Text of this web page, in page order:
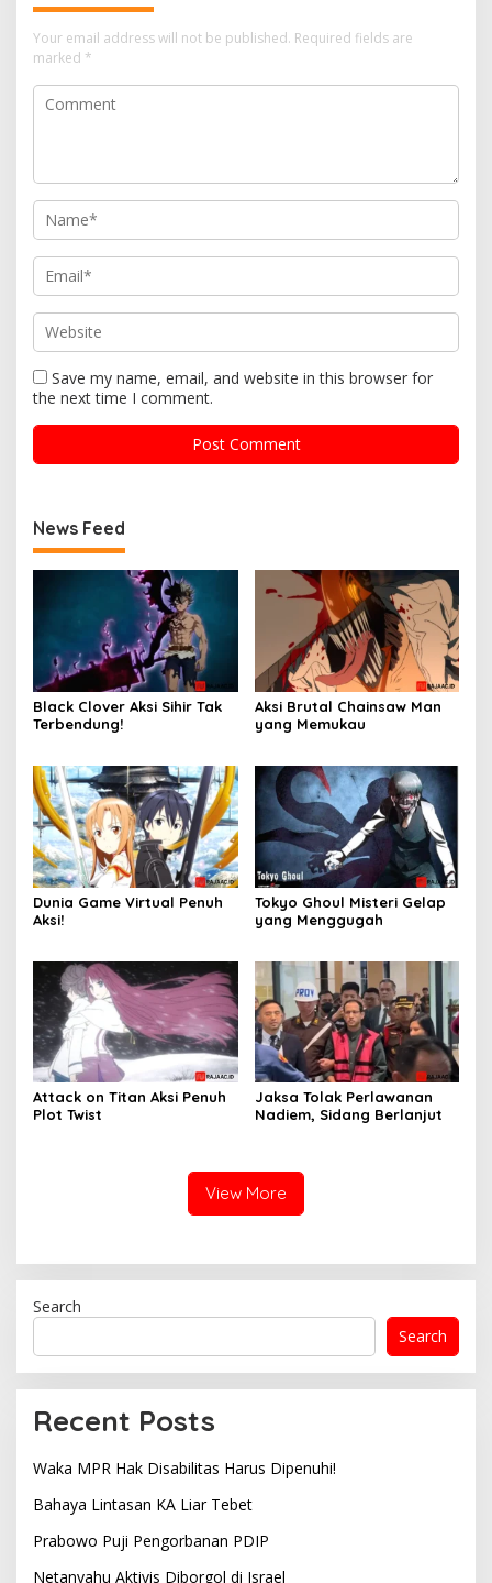
Your email address will not be published. Required fields are
marked *
Save my name, email, and website in this browser for
the next time I comment.
News Feed
Black Clover Aksi Sihir Tak
Terbendung!
Aksi Brutal Chainsaw Man
yang Memukau
Dunia Game Virtual Penuh
Aksi!
Tokyo Ghoul Misteri Gelap
yang Menggugah
Attack on Titan Aksi Penuh
Plot Twist
Jaksa Tolak Perlawanan
Nadiem, Sidang Berlanjut
View More
Search
Search
Recent Posts
Waka MPR Hak Disabilitas Harus Dipenuhi!
Bahaya Lintasan KA Liar Tebet
Prabowo Puji Pengorbanan PDIP
Netanyahu Aktivis Diborgol di Israel